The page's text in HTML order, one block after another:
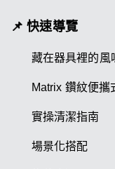
📌 快速導覽
藏在器具裡的風
Matrix 鑽紋便攜
實操清潔指南
場景化搭配